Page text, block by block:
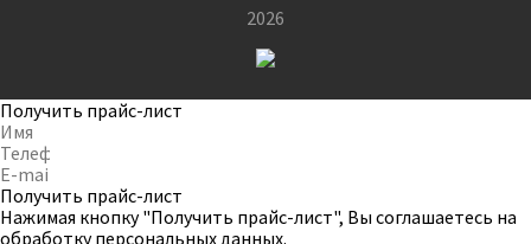
2026
Получить прайс-лист
Получить прайс-лист
Нажимая кнопку "Получить прайс-лист", Вы соглашаетесь на
обработку персональных данных.